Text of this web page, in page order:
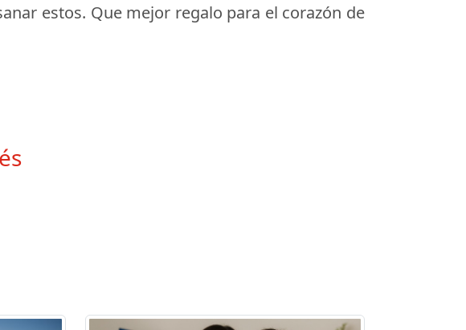
estos. Que mejor regalo para el corazón de